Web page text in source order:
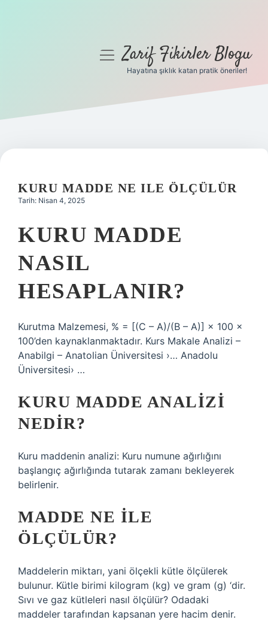
Gizlilik Politikası
Yasal Uyarı
menüyüZarif Fikirler Blogu
Hayatına şıklık katan pratik öneriler!
KURU MADDE NE ILE ÖLÇÜLÜR
Tarih: Nisan 4, 2025
KURU MADDE
NASIL
HESAPLANIR?
Kurutma Malzemesi, % = [(C – A)/(B – A)] × 100 ×
100’den kaynaklanmaktadır. Kurs Makale Analizi –
Anabilgi – Anatolian Üniversitesi ›… Anadolu
Üniversitesi› …
KURU MADDE ANALIZI
NEDIR?
Kuru maddenin analizi: Kuru numune ağırlığını
başlangıç ​​ağırlığında tutarak zamanı bekleyerek
belirlenir.
MADDE NE ILE
ÖLÇÜLÜR?
Maddelerin miktarı, yani ölçekli kütle ölçülerek
bulunur. Kütle birimi kilogram (kg) ve gram (g) ‘dir.
Sıvı ve gaz kütleleri nasıl ölçülür? Odadaki
maddeler tarafından kapsanan yere hacim denir.